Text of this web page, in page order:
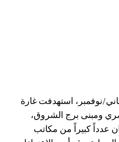
تشرين الثاني/نوفمبر، استهدفت غارة
ومبنى برج الشروق،
عدداً كبيراً من مكاتب